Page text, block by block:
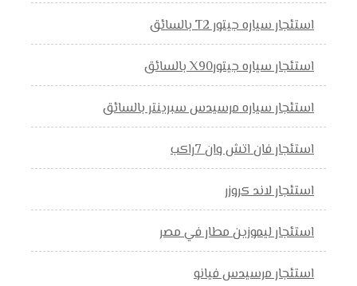
استئجار سياره جيتور T2 بالسائق
استئجار سياره جيتورX90 بالسائق
استئجار سياره مرسيدس سبرينتر بالسائق
استئجار فان اتش وان 7راكب
استئجار لاند كروزر
استئجار ليموزين مطار في مصر
استئجار مرسيدس فيانو